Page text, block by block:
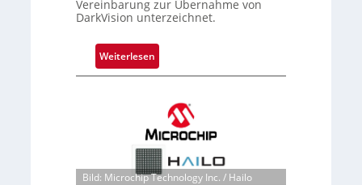
Vereinbarung zur Übernahme von
DarkVision unterzeichnet.
Weiterlesen
B
k
s
t
Bild: Microchip Technology Inc. / Hailo